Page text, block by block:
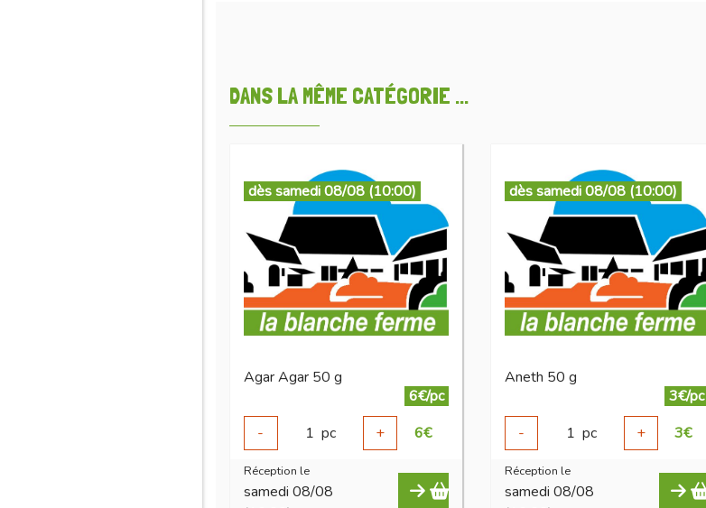
DANS LA MÊME CATÉGORIE ...
dès samedi 08/08 (10:00)
Agar Agar 50 g
6€/pc
-
1 pc + 6€
Réception le
samedi 08/08
dès samedi 08/08 (10:00)
Aneth 50 g
3€/pc
-
1 pc + 3€
Réception le
samedi 08/08